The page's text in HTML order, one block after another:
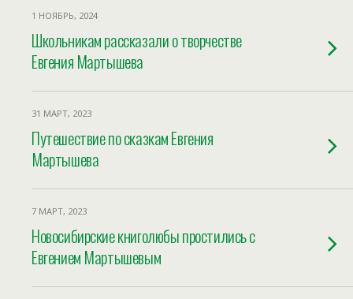
1 НОЯБРЬ, 2024
Школьникам рассказали о творчестве
Евгения Мартышева
31 МАРТ, 2023
Путешествие по сказкам Евгения
Мартышева
7 МАРТ, 2023
Новосибирские книголюбы простились с
Евгением Мартышевым